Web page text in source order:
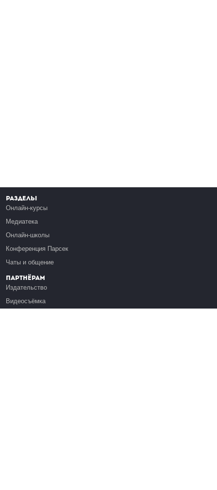
Разделы
Онлайн-курсы
Медиатека
Онлайн-школы
Конференция Парсек
Чаты и общение
Партнёрам
Издательство
Видеосъёмка